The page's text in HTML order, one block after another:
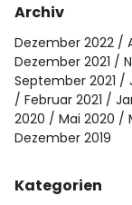
Archiv
Dezember 2022
Dezember 2021
September 2021
Februar 2021
2020
Mai 2020
Dezember 2019
Kategorien